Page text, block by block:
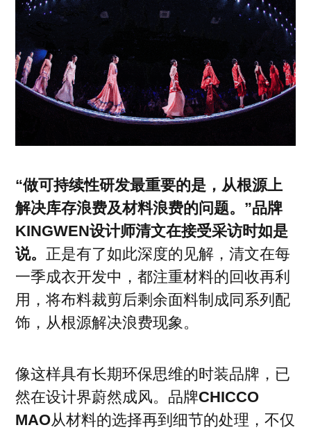
“做可持续性研发最重要的是，从根源上
解决库存浪费及材料浪费的问题。”品牌
KINGWEN设计师清文在接受采访时如是
说。 正是有了如此深度的见解，清文在每
一季成衣开发中，都注重材料的回收再利
用，将布料裁剪后剩余面料制成同系列配
饰，从根源解决浪费现象。
像这样具有长期环保思维的时装品牌，已
然在设计界蔚然成风。品牌CHICCO
MAO从材料的选择再到细节的处理，不仅